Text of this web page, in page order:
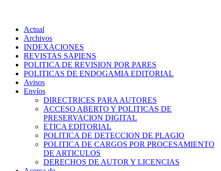
Actual
Archivos
INDEXACIONES
REVISTAS SAPIENS
POLITICA DE REVISION POR PARES
POLITICAS DE ENDOGAMIA EDITORIAL
Avisos
Envíos
DIRECTRICES PARA AUTORES
ACCESO ABERTO Y POLITICAS DE
PRESERVACION DIGITAL
ETICA EDITORIAL
POLITICA DE DETECCION DE PLAGIO
POLITICA DE CARGOS POR PROCESAMIENTO
DE ARTICULOS
DERECHOS DE AUTOR Y LICENCIAS